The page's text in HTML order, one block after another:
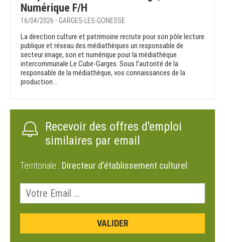
Numérique F/H
16/04/2026 - GARGES-LES-GONESSE
La direction culture et patrimoine recrute pour son pôle lecture
publique et réseau des médiathèques un responsable de
secteur image, son et numérique pour la médiathèque
intercommunale Le Cube-Garges. Sous l'autorité de la
responsable de la médiathèque, vos connaissances de la
production...
Recevoir des offres d'emploi
similaires par email
Territoriale : Directeur d'établissement culturel